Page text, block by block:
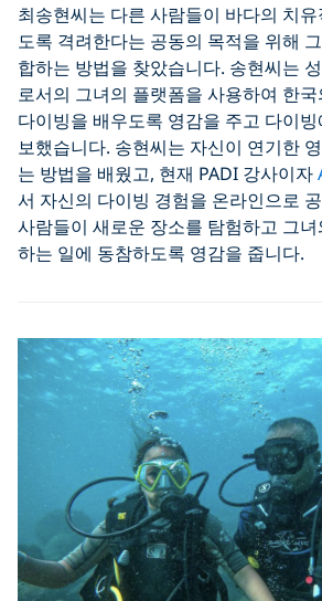
최송현씨는 다른 사람들이 바다의 치
도록 격려한다는 공동의 목적을 위해
합하는 방법을 찾았습니다. 송현씨는
로서의 그녀의 플랫폼을 사용하여 한
다이빙을 배우도록 영감을 주고 다이
보했습니다. 송현씨는 자신이 연기한
는 방법을 배웠고, 현재 PADI 강사이자
서 자신의 다이빙 경험을 온라인으로
사람들이 새로운 장소를 탐험하고 그
하는 일에 동참하도록 영감을 줍니다.